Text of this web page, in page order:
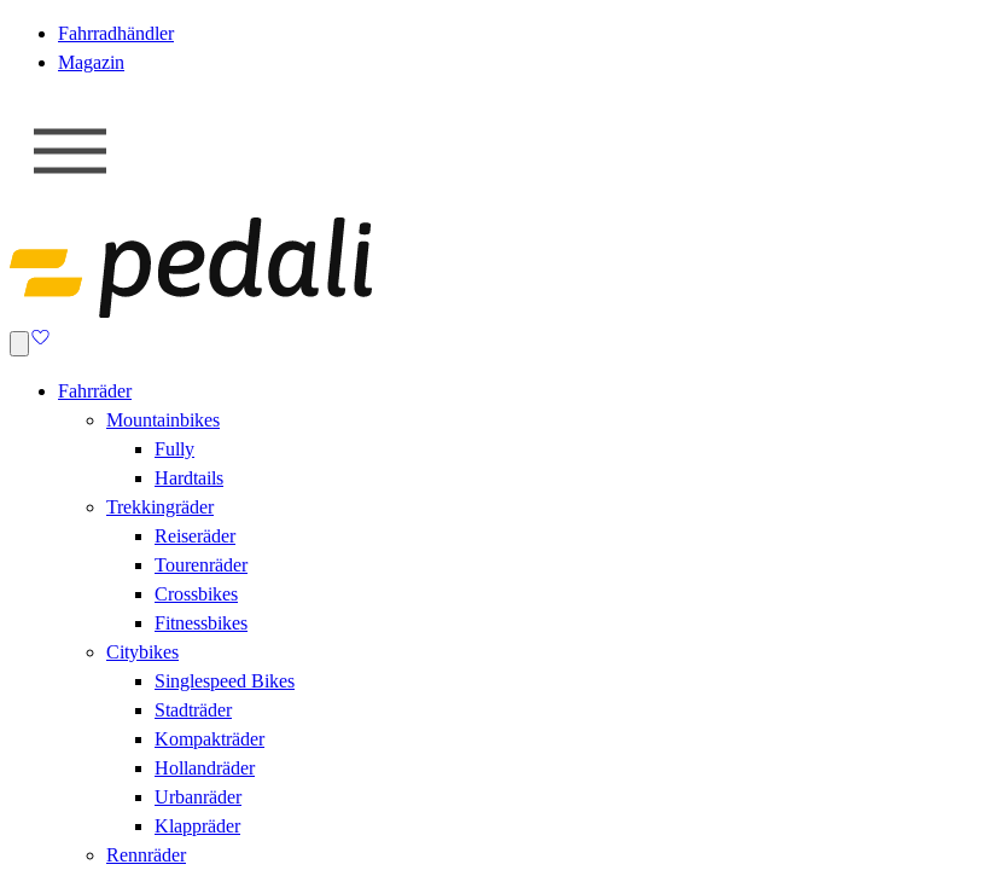
Fahrradhändler
Magazin
Fahrräder
Mountainbikes
Fully
Hardtails
Trekkingräder
Reiseräder
Tourenräder
Crossbikes
Fitnessbikes
Citybikes
Singlespeed Bikes
Stadträder
Kompakträder
Hollandräder
Urbanräder
Klappräder
Rennräder